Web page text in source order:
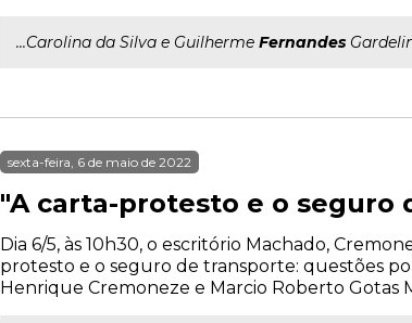
...Carolina da Silva e Guilherme Fernandes
sexta-feira, 6 de maio de 2022
"A carta-protesto e o seguro
Dia 6/5, às 10h30, o escritório Machado,
protesto e o seguro de transporte: questões
Henrique Cremoneze e Marcio Roberto Gotas